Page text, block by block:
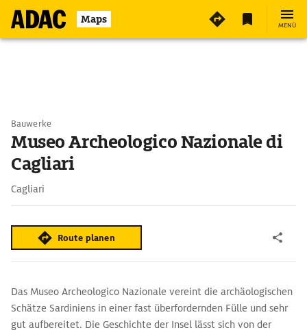
Maps MENÜ
Bauwerke
Museo Archeologico Nazionale di
Cagliari
Cagliari
Route planen
Das Museo Archeologico Nazionale vereint die archäologischen
Schätze Sardiniens in einer fast überfordernden Fülle und sehr
gut aufbereitet. Die Geschichte der Insel lässt sich von der